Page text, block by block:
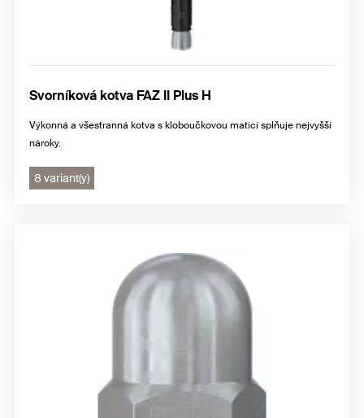
Svorníková kotva FAZ II Plus H
Výkonná a všestranná kotva s kloboučkovou maticí splňuje nejvyšší
nároky.
8 variant(y)